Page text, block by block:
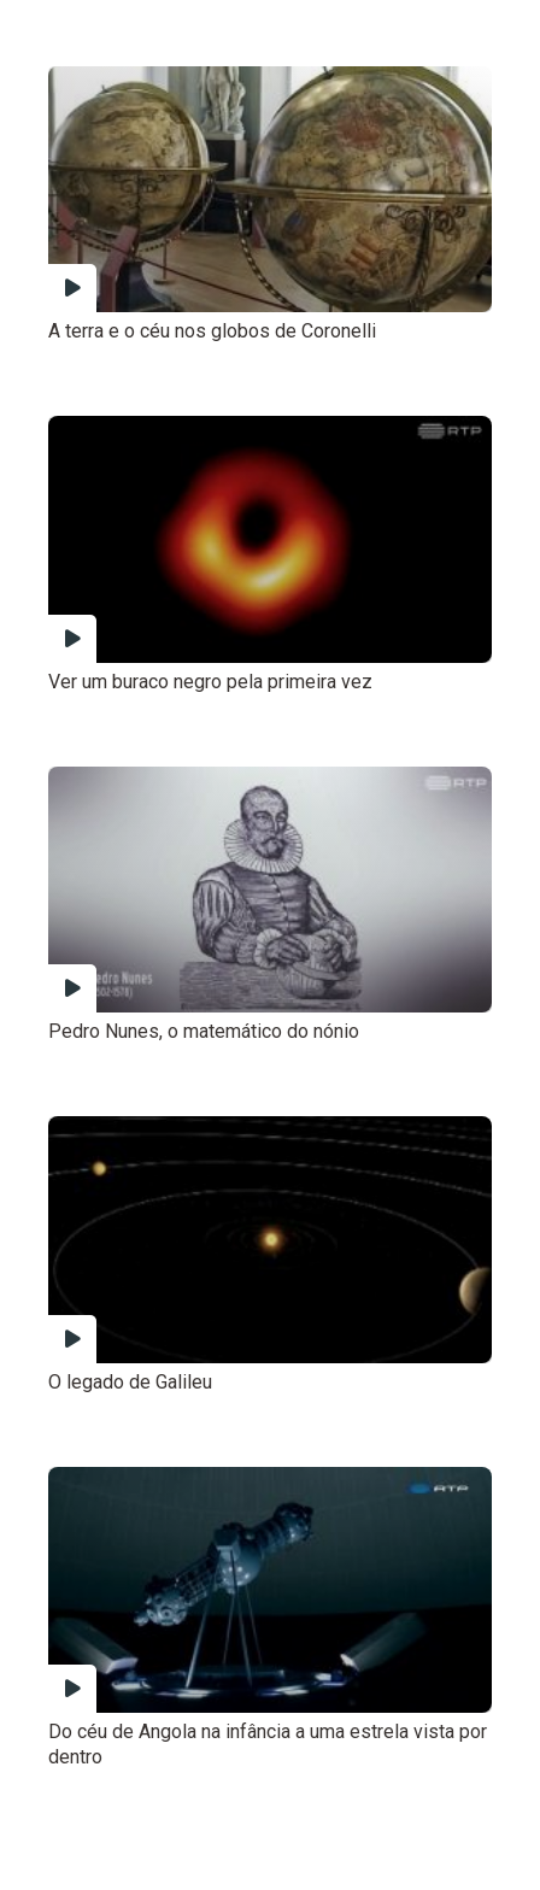
A terra e o céu nos globos de Coronelli
Ver um buraco negro pela primeira vez
Pedro Nunes, o matemático do nónio
O legado de Galileu
Do céu de Angola na infância a uma estrela vista por
dentro